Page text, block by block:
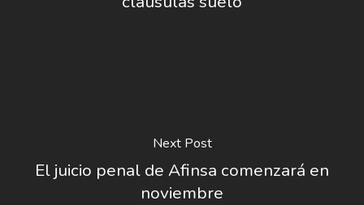
Next Post
El juicio penal de Afinsa comenzará en
noviembre